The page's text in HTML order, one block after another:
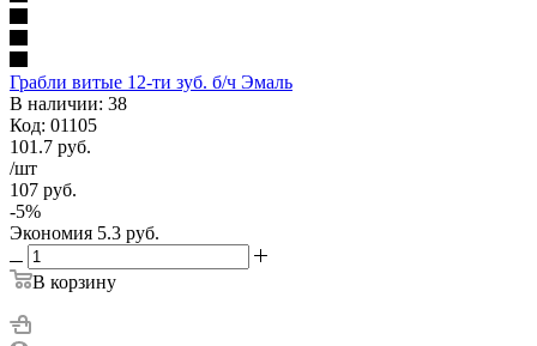
Грабли витые 12-ти зуб. б/ч Эмаль
В наличии: 38
Код: 01105
101.7 руб.
/шт
107 руб.
-5%
Экономия 5.3 руб.
В корзину